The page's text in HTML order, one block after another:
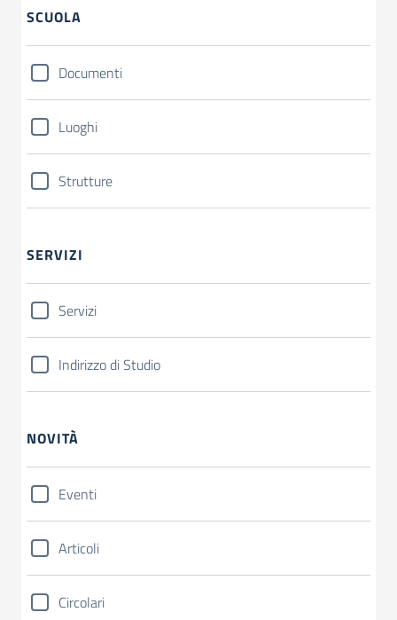
SCUOLA
Documenti
Luoghi
Strutture
SERVIZI
Servizi
Indirizzo di Studio
NOVITÀ
Eventi
Articoli
Circolari